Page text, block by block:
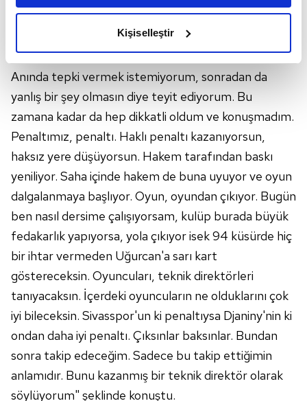
amacımızın size daha iyi bir reklam deneyimi sunmak
elimizden gelen çabayı gösterdiğimizi ve bu noktada,
kalemimiz olduğunu sizlere hatırlatmak isteriz.
Her halükârda, kullanıcılar, bu çerezlere izin vermedikleri
takdirde, kullanıcılara hedefli reklamlar
gösterilmeyecektir."
Sizlere daha iyi bir hizmet sunabilmek için İnternet
Sitemizde kendimize ve üçüncü kişilere ait çerezler
kullanılmaktadır. Bu çerezler vasıtasıyla çeşitli kişisel
verileriniz işlenmekte olup gerekli olan çerezler bilgi
toplumu hizmetlerinin sunulması amacıyla
kullanılmaktadır. Diğer çerezler, sitemizin daha işlevsel
kılınması ve kişiselleştirilmesi ve sizlere yönelik
reklam/pazarlama faaliyetlerinin yapılması, amaçlarıyla
sınırlı olarak açık rızanız dahilinde kullanılacaktır.
Çerezlere ilişkin tercihlerinizi aşağıda yer alan panel
vasıtasıyla belirleyebilirsiniz. Çerezlere ilişkin detaylı bilgi
için Ayarlar butonuna tıklayabilir,Çerez Bilgilendirme
ziyaret edebilirsiniz.
Kişiselleştir
Hakemlerin kararlarını bundan sonraki süreçte
dikkatle takip edeceğini de kaydeden Avcı, "Ben
hayatım boyunca dürüstlükten yana olan biriyim.
Anında tepki vermek istemiyorum, sonradan da
yanlış bir şey olmasın diye teyit ediyorum. Bu
zamana kadar da hep dikkatli oldum ve konuşmadım.
Penaltımız, penaltı. Haklı penaltı kazanıyorsun,
haksız yere düşüyorsun. Hakem tarafından baskı
yeniliyor. Saha içinde hakem de buna uyuyor ve oyun
dalgalanmaya başlıyor. Oyun, oyundan çıkıyor. Bugün
ben nasıl dersime çalışıyorsam, kulüp burada büyük
fedakarlık yapıyorsa, yola çıkıyor isek 94 küsürde hiç
bir ihtar vermeden Uğurcan'a sarı kart
göstereceksin. Oyuncuları, teknik direktörleri
tanıyacaksın. İçerdeki oyuncuların ne olduklarını çok
iyi bileceksin. Sivasspor'un ki penaltıysa Djaniny'nin ki
ondan daha iyi penaltı. Çıksınlar baksınlar. Bundan
sonra takip edeceğim. Sadece bu takip ettiğimin
anlamıdır. Bunu kazanmış bir teknik direktör olarak
söylüyorum" şeklinde konuştu.